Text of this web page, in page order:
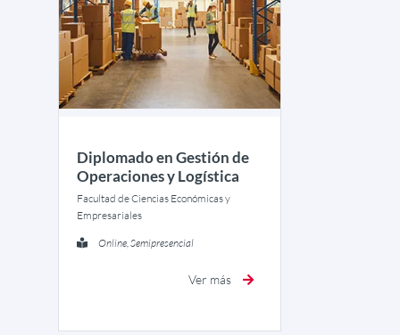
Diplomado en Gestión de
Operaciones y Logística
Facultad de Ciencias Económicas y
Empresariales
Online, Semipresencial
Ver más